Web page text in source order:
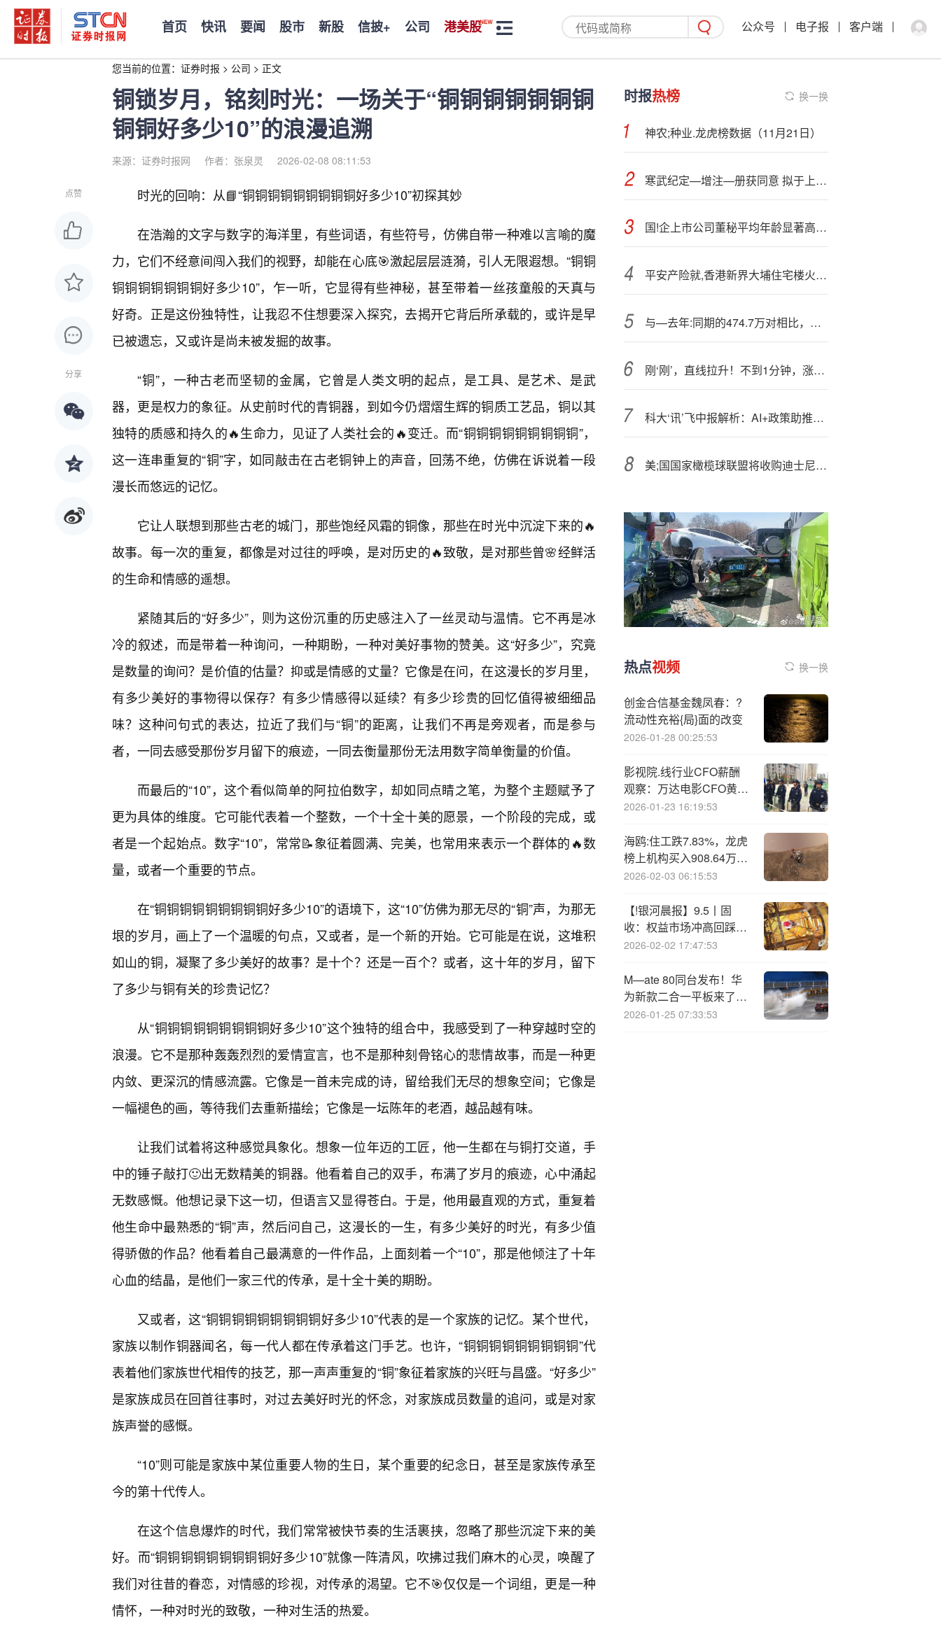
首页 快讯 要闻 股市 新股 信披+ 公司 港美股 公众号 电子报 客户端
您当前的位置： 证券时报 > 公司 > 正文
铜锁岁月，铭刻时光：一场关于“铜铜铜铜铜铜铜
铜铜好多少10”的浪漫追溯
来源：证券时报网 作者：张泉灵 2026-02-08 08:11:53
点赞
分享
时光的回响：从📘“铜铜铜铜铜铜铜铜铜好多少10”初探其妙
在浩瀚的文字与数字的海洋里，有些词语，有些符号，仿佛自带一种难以言喻的魔
力，它们不经意间闯入我们的视野，却能在心底🎯激起层层涟漪，引人无限遐想。“铜铜
铜铜铜铜铜铜铜好多少10”，乍一听，它显得有些神秘，甚至带着一丝孩童般的天真与
好奇。正是这份独特性，让我忍不住想要深入探究，去揭开它背后所承载的，或许是早
已被遗忘，又或许是尚未被发掘的故事。
“铜”，一种古老而坚韧的金属，它曾是人类文明的起点，是工具、是艺术、是武
器，更是权力的象征。从史前时代的青铜器，到如今仍熠熠生辉的铜质工艺品，铜以其
独特的质感和持久的🔥生命力，见证了人类社会的🔥变迁。而“铜铜铜铜铜铜铜铜铜”，
这一连串重复的“铜”字，如同敲击在古老铜钟上的声音，回荡不绝，仿佛在诉说着一段
漫长而悠远的记忆。
它让人联想到那些古老的城门，那些饱经风霜的铜像，那些在时光中沉淀下来的🔥
故事。每一次的重复，都像是对过往的呼唤，是对历史的🔥致敬，是对那些曾🌸经鲜活
的生命和情感的遥想。
紧随其后的“好多少”，则为这份沉重的历史感注入了一丝灵动与温情。它不再是冰
冷的叙述，而是带着一种询问，一种期盼，一种对美好事物的赞美。这“好多少”，究竟
是数量的询问？是价值的估量？抑或是情感的丈量？它像是在问，在这漫长的岁月里，
有多少美好的事物得以保存？有多少情感得以延续？有多少珍贵的回忆值得被细细品
味？这种问句式的表达，拉近了我们与“铜”的距离，让我们不再是旁观者，而是参与
者，一同去感受那份岁月留下的痕迹，一同去衡量那份无法用数字简单衡量的价值。
而最后的“10”，这个看似简单的阿拉伯数字，却如同点睛之笔，为整个主题赋予了
更为具体的维度。它可能代表着一个整数，一个十全十美的愿景，一个阶段的完成，或
者是一个起始点。数字“10”，常常📝象征着圆满、完美，也常用来表示一个群体的🔥数
量，或者一个重要的节点。
在“铜铜铜铜铜铜铜铜铜好多少10”的语境下，这“10”仿佛为那无尽的“铜”声，为那无
垠的岁月，画上了一个温暖的句点，又或者，是一个新的开始。它可能是在说，这堆积
如山的铜，凝聚了多少美好的故事？是十个？还是一百个？或者，这十年的岁月，留下
了多少与铜有关的珍贵记忆？
从“铜铜铜铜铜铜铜铜铜好多少10”这个独特的组合中，我感受到了一种穿越时空的
浪漫。它不是那种轰轰烈烈的爱情宣言，也不是那种刻骨铭心的悲情故事，而是一种更
内敛、更深沉的情感流露。它像是一首未完成的诗，留给我们无尽的想象空间；它像是
一幅褪色的画，等待我们去重新描绘；它像是一坛陈年的老酒，越品越有味。
让我们试着将这种感觉具象化。想象一位年迈的工匠，他一生都在与铜打交道，手
中的锤子敲打🙂出无数精美的铜器。他看着自己的双手，布满了岁月的痕迹，心中涌起
无数感慨。他想记录下这一切，但语言又显得苍白。于是，他用最直观的方式，重复着
他生命中最熟悉的“铜”声，然后问自己，这漫长的一生，有多少美好的时光，有多少值
得骄傲的作品？他看着自己最满意的一件作品，上面刻着一个“10”，那是他倾注了十年
心血的结晶，是他们一家三代的传承，是十全十美的期盼。
又或者，这“铜铜铜铜铜铜铜铜铜好多少10”代表的是一个家族的记忆。某个世代，
家族以制作铜器闻名，每一代人都在传承着这门手艺。也许，“铜铜铜铜铜铜铜铜铜”代
表着他们家族世代相传的技艺，那一声声重复的“铜”象征着家族的兴旺与昌盛。“好多少”
是家族成员在回首往事时，对过去美好时光的怀念，对家族成员数量的追问，或是对家
族声誉的感慨。
“10”则可能是家族中某位重要人物的生日，某个重要的纪念日，甚至是家族传承至
今的第十代传人。
在这个信息爆炸的时代，我们常常被快节奏的生活裹挟，忽略了那些沉淀下来的美
好。而“铜铜铜铜铜铜铜铜铜好多少10”就像一阵清风，吹拂过我们麻木的心灵，唤醒了
我们对往昔的眷恋，对情感的珍视，对传承的渴望。它不🎯仅仅是一个词组，更是一种
情怀，一种对时光的致敬，一种对生活的热爱。
时报热榜 换一换
神农;种业.龙虎榜数据（11月21日）
寒武纪定—增注—册获同意 拟于上交所上市
国!企上市公司董秘平均年龄显著高于民企：中央金融企业董秘平均年龄56岁 民企董秘平均年龄43.2岁
平安产险就,香港新界大埔住宅楼火灾启动应急理赔服务
与—去年:同期的474.7万对相比，今年前三季度结婚登记同比增加40.5万对
刚‘刚’，直线拉升！不到1分钟，涨停了！
科大‘讯’飞中报解析：AI+政策助推下的突破
美;国国家橄榄球联盟将收购迪士尼旗下!ESPN 10%的股份
热点视频 换一换
创金合信基金魏凤春：?
流动性充裕{局}面的改变
2026-01-28 00:25:53
影视院.线行业CFO薪酬
观察：万达电影CFO黄朔
年薪358.19万元行业登顶
均薪酬3.7倍
2026-01-23 16:19:53
海鸥:住工跌7.83%，龙虎
榜上机构买入908.64万
元，卖出945.07万元
2026-02-03 06:15:53
【!银河晨报】9.5丨固
收：权益市场冲高回踩，
转债超调收益回吐
2026-02-02 17:47:53
M—ate 80同台发布！华
为新款二合一平板来了：
定价8000档
2026-01-25 07:33:53